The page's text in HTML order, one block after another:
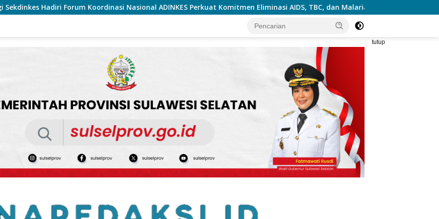
ADINKES Perkuat Komitmen Eliminasi AIDS, TBC, dan Malaria PT Pegadaian Kanwil VI SulSelBarRa Maluku
tutup